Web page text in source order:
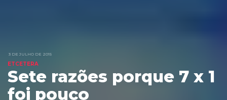
3 DE JULHO DE 2015
ETCETERA
Sete razões porque 7 x 1
foi pouco